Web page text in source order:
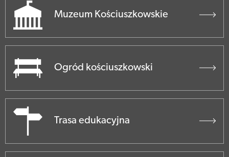
Muzeum Kościuszkowskie
Ogród kościuszkowski
Trasa edukacyjna